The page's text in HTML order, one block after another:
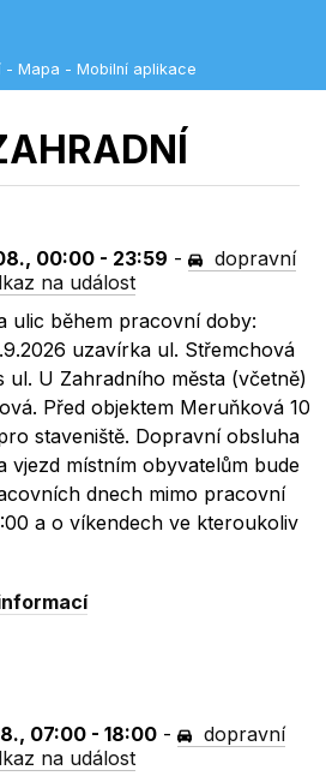
- Mapa - Mobilní aplikace
00:00 - 23:59 -
dopravní
na událost
ulic během pracovní doby:
uzavírka ul. Střemchová
ul. U Zahradního města (včetně)
Před objektem Meruňková 10
staveniště. Dopravní obsluha
vjezd místním obyvatelům bude
dnech mimo pracovní
a o víkendech ve kteroukoliv
07:00 - 18:00 -
dopravní
na událost